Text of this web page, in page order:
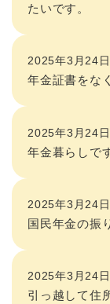
たいです。
2025年3月24
年金証書をな
2025年3月24
年金暮らしで
2025年3月24
国民年金の振
2025年3月24
引っ越して住